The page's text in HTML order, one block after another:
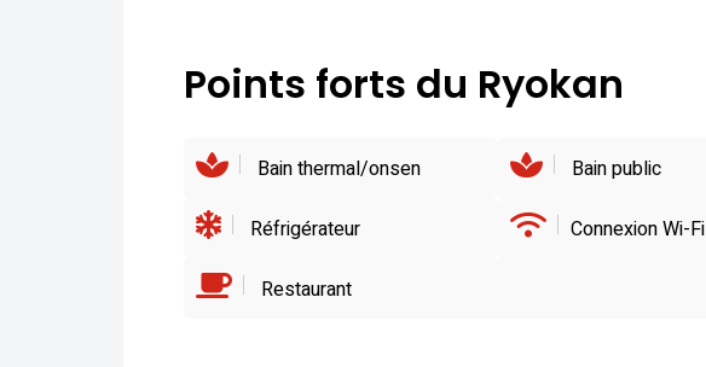
Points forts du Ryokan
Bain thermal/onsen Bain public
Réfrigérateur Connexion Wi-Fi
Restaurant